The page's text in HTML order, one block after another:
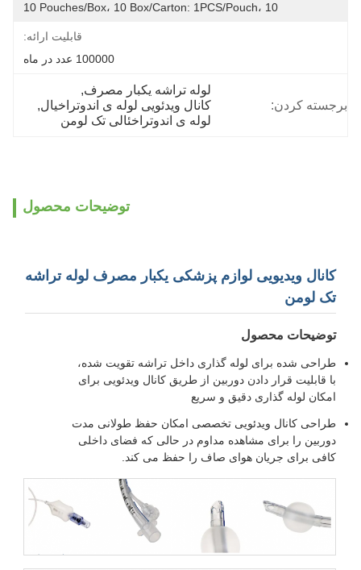
10 Pouches/Box، 10 Box/Carton: 1PCS/Pouch، 10
قابلیت ارائه:
100000 عدد در ماه
برجسته کردن:
لوله تراشه یکبار مصرف ,
کانال ویدئویی لوله ی اندوتراخیال ,
لوله ی اندوتراخئالی تک لومن
توضیحات محصول
کانال ویدیویی لوازم پزشکی یکبار مصرف لوله تراشه
تک لومن
توضیحات محصول
طراحی شده برای لوله گذاری داخل تراشه تقویت شده،
با قابلیت قرار دادن دوربین از طریق کانال ویدئویی برای
امکان لوله گذاری دقیق و سریع
طراحی کانال ویدئویی تخصصی امکان حفظ طولانی مدت
دوربین را برای مشاهده مداوم در حالی که فضای داخلی
کافی برای جریان هوای صاف را حفظ می کند.